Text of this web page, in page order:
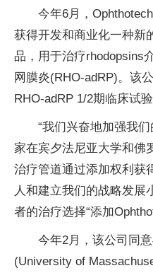
今年6月，
获得开发和商业化一种新
品，用于治疗rhodopsins
网膜炎(RHO-adRP)。该
RHO-adRP 1/2期临床试验
“我们兴奋地加强我
家在宾夕法尼亚大学和佛
治疗管道通过添加权利获
人和建立我们的战略发展
者的治疗选择“添加
今年2月，该公司同
(University of